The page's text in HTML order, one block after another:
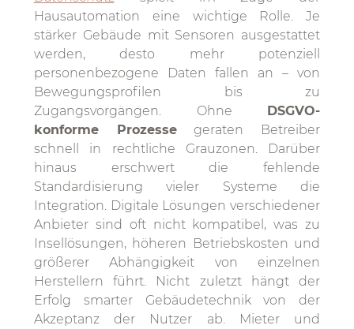
Hausautomation eine wichtige Rolle. Je
stärker Gebäude mit Sensoren ausgestattet
werden, desto mehr potenziell
personenbezogene Daten fallen an – von
Bewegungsprofilen bis zu
Zugangsvorgängen. Ohne DSGVO-
konforme Prozessegeraten Betreiber
schnell in rechtliche Grauzonen. Darüber
hinaus erschwert die fehlende
Standardisierung vieler Systeme die
Integration. Digitale Lösungen verschiedener
Anbieter sind oft nicht kompatibel, was zu
Insellösungen, höheren Betriebskosten und
größerer Abhängigkeit von einzelnen
Herstellern führt. Nicht zuletzt hängt der
Erfolg smarter Gebäudetechnik von der
Akzeptanz der Nutzer ab. Mieter und